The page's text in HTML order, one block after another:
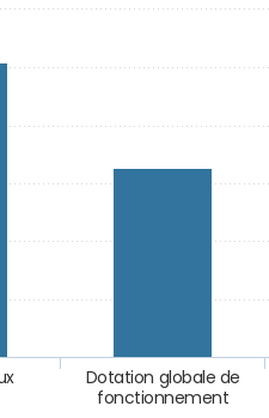
Dotation globale de
fonctionnement